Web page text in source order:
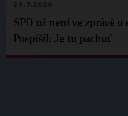
29.7.2026
SPD už není ve zprávě
Pospíšil: Je tu pachuť